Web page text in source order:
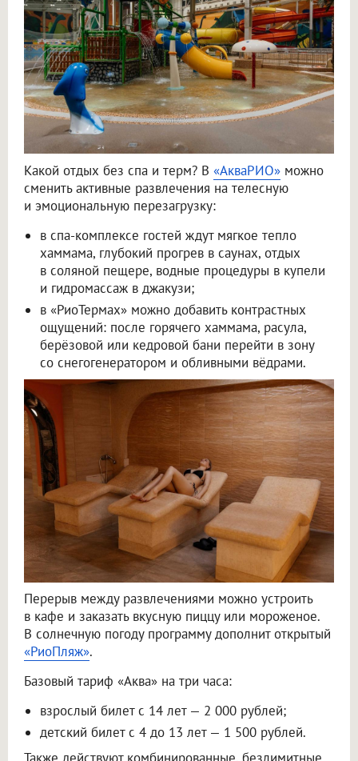
Какой отдых без спа и терм? В «АкваРИО» можно
сменить активные развлечения на телесную
и эмоциональную перезагрузку:
в спа-комплексе гостей ждут мягкое тепло
хаммама, глубокий прогрев в саунах, отдых
в соляной пещере, водные процедуры в купели
и гидромассаж в джакузи;
в «РиоТермах» можно добавить контрастных
ощущений: после горячего хаммама, расула,
берёзовой или кедровой бани перейти в зону
со снегогенератором и обливными вёдрами.
Перерыв между развлечениями можно устроить
в кафе и заказать вкусную пиццу или мороженое.
В солнечную погоду программу дополнит открытый
«РиоПляж».
Базовый тариф «Аква» на три часа:
взрослый билет с 14 лет — 2 000 рублей;
детский билет с 4 до 13 лет — 1 500 рублей.